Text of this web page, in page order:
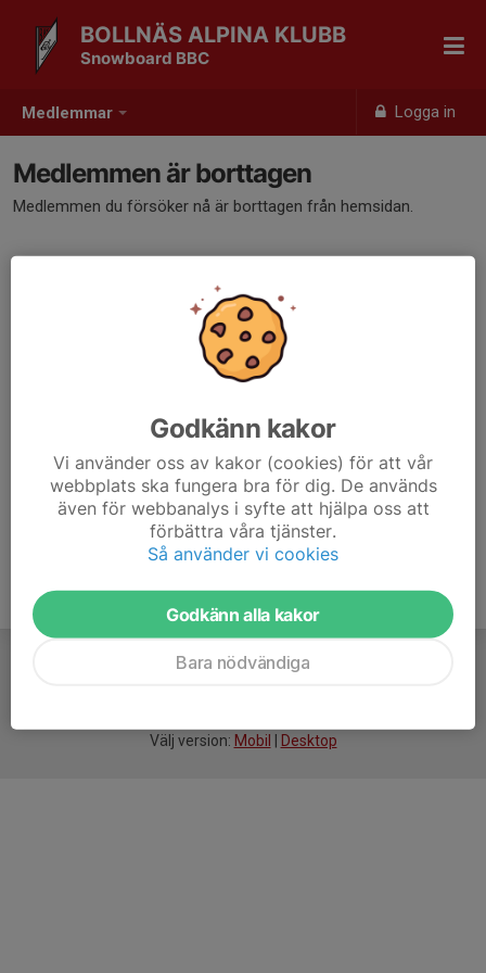
Medlemmar Logga in
BOLLNÄS ALPINA KLUBB
Snowboard BBC
Medlemmen är borttagen
Medlemmen du försöker nå är borttagen från hemsidan.
Välj version: Mobil Desktop
Godkänn kakor
Vi använder oss av kakor (cookies) för att vår
webbplats ska fungera bra för dig. De används
även för webbanalys i syfte att hjälpa oss att
förbättra våra tjänster.
Så använder vi cookies
Godkänn alla kakor
Bara nödvändiga